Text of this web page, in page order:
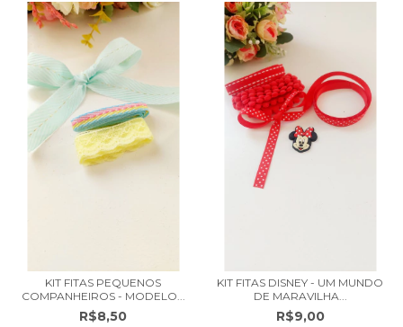
KIT FITAS PEQUENOS
COMPANHEIROS - MODELO...
R$8,50
KIT FITAS DISNEY - UM MUNDO
DE MARAVILHA...
R$9,00